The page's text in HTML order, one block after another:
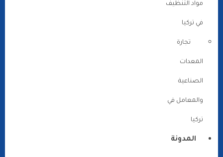
مواد التنظيف
في تركيا
تجارة
المعدات
الصناعية
والمعامل في
تركيا
المدونة